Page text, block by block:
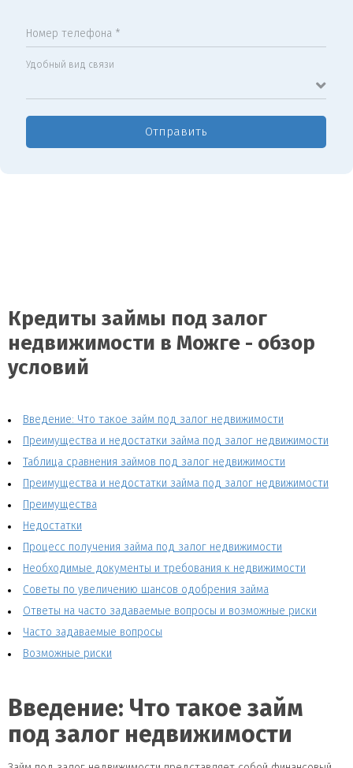
Номер телефона *
Удобный вид связи
Отправить
Кредиты займы под залог
недвижимости в Можге - обзор
условий
Введение: Что такое займ под залог недвижимости
Преимущества и недостатки займа под залог недвижимости
Таблица сравнения займов под залог недвижимости
Преимущества и недостатки займа под залог недвижимости
Преимущества
Недостатки
Процесс получения займа под залог недвижимости
Необходимые документы и требования к недвижимости
Советы по увеличению шансов одобрения займа
Ответы на часто задаваемые вопросы и возможные риски
Часто задаваемые вопросы
Возможные риски
Введение: Что такое займ
под залог недвижимости